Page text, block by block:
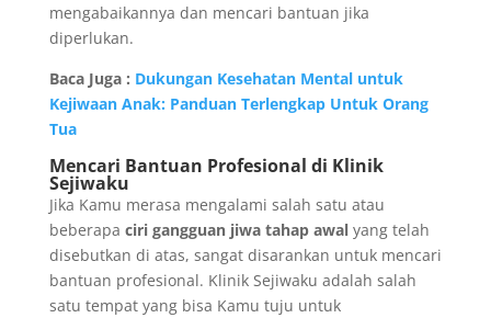
mengabaikannya dan mencari bantuan jika
diperlukan.
Baca Juga : Dukungan Kesehatan Mental untuk
Kejiwaan Anak: Panduan Terlengkap Untuk Orang
Tua
Mencari Bantuan Profesional di Klinik
Sejiwaku
Jika Kamu merasa mengalami salah satu atau
beberapa ciri gangguan jiwa tahap awalyang telah
disebutkan di atas, sangat disarankan untuk mencari
bantuan profesional. Klinik Sejiwaku adalah salah
satu tempat yang bisa Kamu tuju untuk